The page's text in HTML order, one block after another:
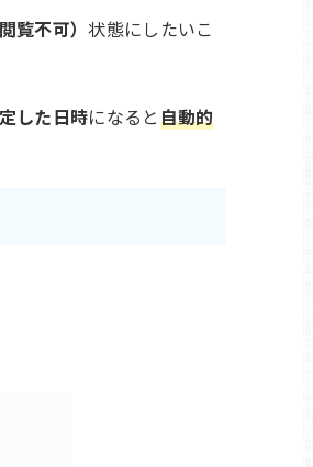
覧不可）状態にしたいこ
した日時になると自動的